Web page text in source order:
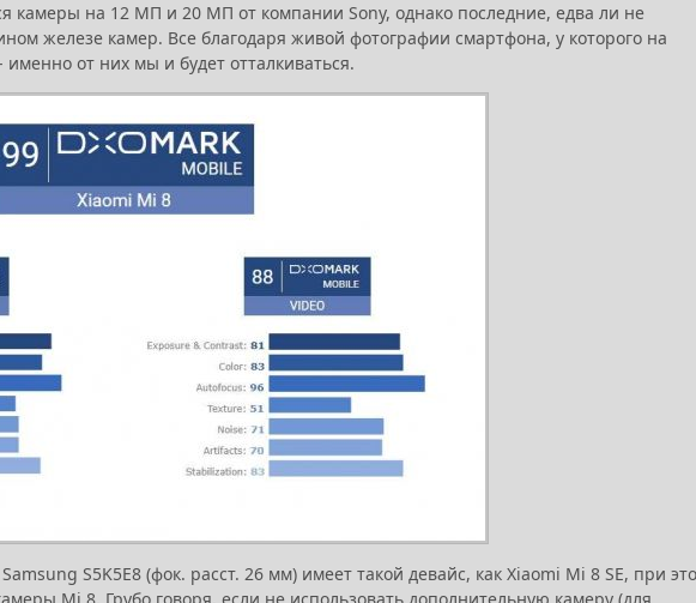
камеры на 12 МП и 20 МП от компании Sony, однако последние, едва ли не
железе камер. Все благодаря живой фотографии смартфона, у которого на
от них мы и будет отталкиваться.
S5K5E8 (фок. расст. 26 мм) имеет такой девайс, как Xiaomi Mi 8 SE, при